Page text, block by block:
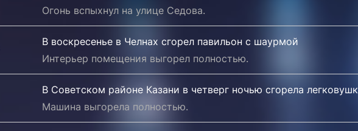
Огонь вспыхнул на улице Седова.
В воскресенье в Челнах сгорел павильон с шаурмой
Интерьер помещения выгорел полностью.
В Советском районе Казани в четверг ночью сгорела
Машина выгорела полностью.